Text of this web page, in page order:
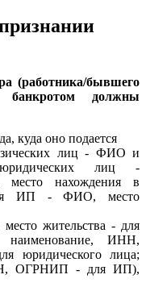
(работника/бывшего
должны
куда оно подается
лиц - ФИО и
лиц -
нахождения в
ИП - ФИО, место
жительства - для
наименование, ИНН,
юридического лица;
ОГРНИП - для ИП),